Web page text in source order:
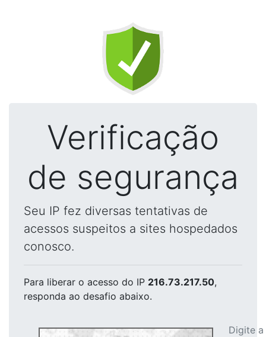
Verificação
de segurança
Seu IP fez diversas tentativas de
acessos suspeitos a sites hospedados
conosco.
Para liberar o acesso do IP 216.73.217.50,
responda ao desafio abaixo.
Digite